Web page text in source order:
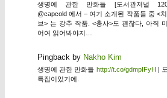
생명에 관한 만화들 [도서관저널
@capcold 에서 – 여기 소개된 작품들 중 <
브> 는 강추 작품. <충사>도 괜찮다, 아직
어여 읽어봐야지…
Pingback by Nakho Kim
생명에 관한 만화들 http://t.co/gdmpIFyH
|
특집이었기에.